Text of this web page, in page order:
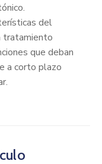
del
tratamiento
que deban
a corto plazo